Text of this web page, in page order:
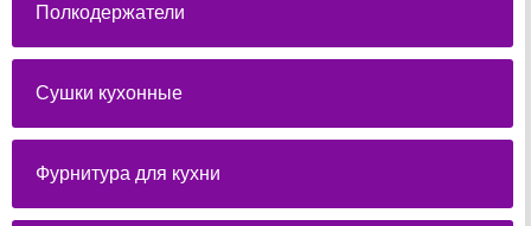
Полкодержатели
Сушки кухонные
Фурнитура для кухни